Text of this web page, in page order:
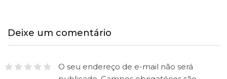
Deixe um comentário
O seu endereço de e-mail não será